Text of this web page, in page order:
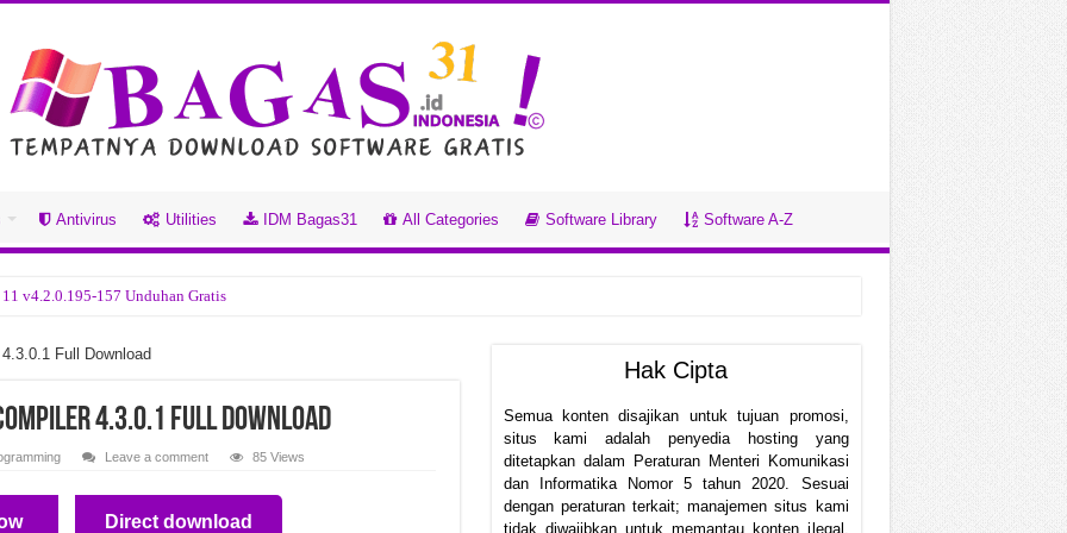
Antivirus Utilities IDM Bagas31 All Categories Software Library Software A-Z
v4.2.0.195-157 Unduhan Gratis
Gratis
Gratis
2026 Build 22850489 Unduhan Gratis
Full Download
4.3.0.1 Full Download
Leave a comment 85 Views
Direct download
Hak Cipta
Semua konten disajikan untuk tujuan promosi,
situs kami adalah penyedia hosting yang
ditetapkan dalam Peraturan Menteri Komunikasi
dan Informatika Nomor 5 tahun 2020. Sesuai
dengan peraturan terkait; manajemen situs kami
tidak diwajibkan untuk memantau konten ilegal.